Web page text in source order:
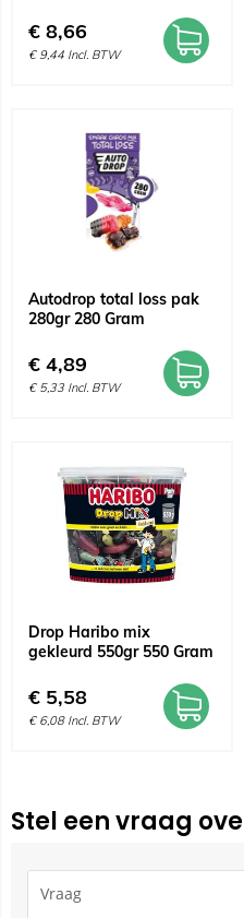
€ 8,66
€ 9,44 Incl. BTW
Autodrop total loss pak
280gr 280 Gram
€ 4,89
€ 5,33 Incl. BTW
Drop Haribo mix
gekleurd 550gr 550 Gram
€ 5,58
€ 6,08 Incl. BTW
Stel een vraag